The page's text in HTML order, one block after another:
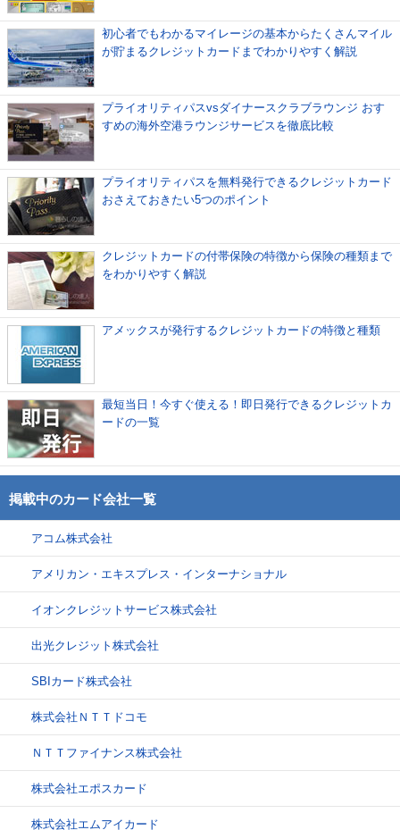
初心者でもわかるマイレージの基本からたくさんマイル
が貯まるクレジットカードまでわかりやすく解説
プライオリティパスvsダイナースクラブラウンジ おす
すめの海外空港ラウンジサービスを徹底比較
プライオリティパスを無料発行できるクレジットカード
おさえておきたい5つのポイント
クレジットカードの付帯保険の特徴から保険の種類まで
をわかりやすく解説
アメックスが発行するクレジットカードの特徴と種類
最短当日！今すぐ使える！即日発行できるクレジットカ
ードの一覧
掲載中のカード会社一覧
アコム株式会社
アメリカン・エキスプレス・インターナショナル
イオンクレジットサービス株式会社
出光クレジット株式会社
SBIカード株式会社
株式会社ＮＴＴドコモ
ＮＴＴファイナンス株式会社
株式会社エポスカード
株式会社エムアイカード